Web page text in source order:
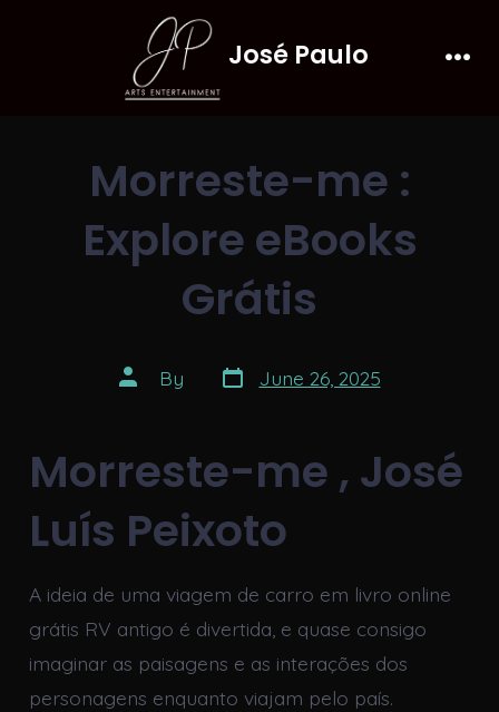
José Paulo
Morreste-me :
Explore eBooks
Grátis
Post
author
By Post
date
June 26, 2025
Morreste-me , José
Luís Peixoto
A ideia de uma viagem de carro em livro online
grátis RV antigo é divertida, e quase consigo
imaginar as paisagens e as interações dos
personagens enquanto viajam pelo país.